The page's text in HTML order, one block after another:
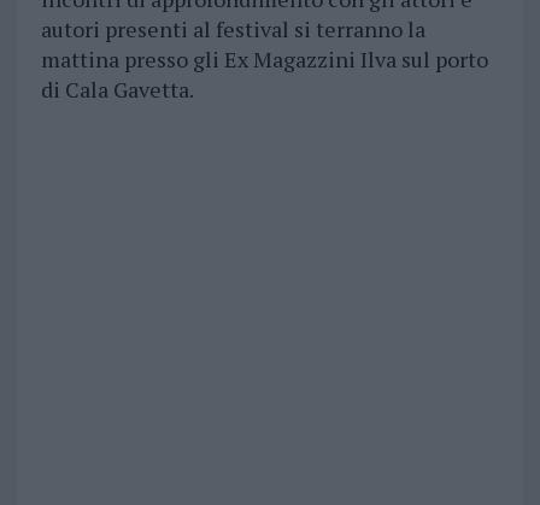
autori presenti al festival si terranno la
mattina presso gli Ex Magazzini Ilva sul porto
di Cala Gavetta.